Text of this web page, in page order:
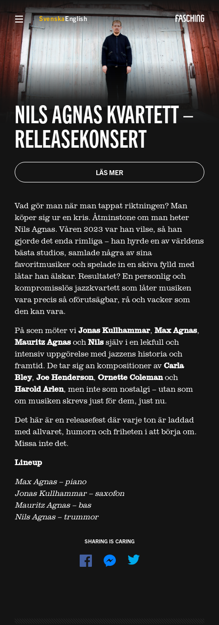
VISA MENY
SvenskaEnglish
NILS AGNAS KVARTETT –
RELEASEKONSERT
LÄS MER
Vad gör man när man tappat riktningen? Man
köper sig ur en kris. Åtminstone om man heter
Nils Agnas. Våren 2023 var han vilse, så han
gjorde det enda rimliga – han hyrde en av världens
bästa studios, samlade några av sina
favoritmusiker och spelade in en skiva fylld med
låtar han älskar. Resultatet? En personlig och
kompromisslös jazzkvartett som låter musiken
vara precis så oförutsägbar, rå och vacker som
den kan vara.
På scen möter viJonas Kullhammar, Max Agnas,
Mauritz AgnasochNilssjälv i en lekfull och
intensiv uppgörelse med jazzens historia och
framtid. De tar sig an kompositioner avCarla
Bley, Joe Henderson, Ornette Colemanoch
Harold Arlen, men inte som nostalgi – utan som
om musiken skrevs just för dem, just nu.
Det här är en releasefest där varje ton är laddad
med allvaret, humorn och friheten i att börja om.
Missa inte det.
Lineup
Max Agnas – piano
Jonas Kullhammar – saxofon
Mauritz Agnas – bas
Nils Agnas – trummor
SHARING IS CARING
Dela
Dela